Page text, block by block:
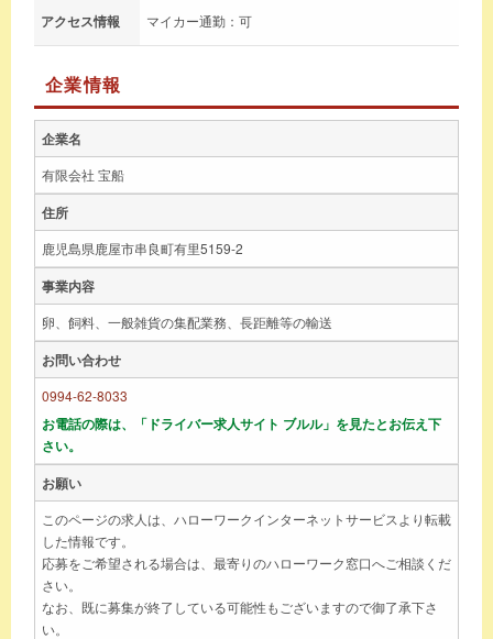
アクセス情報 マイカー通勤：可
企業情報
企業名
有限会社 宝船
住所
鹿児島県鹿屋市串良町有里5159-2
事業内容
卵、飼料、一般雑貨の集配業務、長距離等の輸送
お問い合わせ
0994-62-8033
お電話の際は、「ドライバー求人サイト ブルル」を見たとお伝え下
さい。
お願い
このページの求人は、ハローワークインターネットサービスより転載
した情報です。
応募をご希望される場合は、最寄りのハローワーク窓口へご相談くだ
さい。
なお、既に募集が終了している可能性もございますので御了承下さ
い。